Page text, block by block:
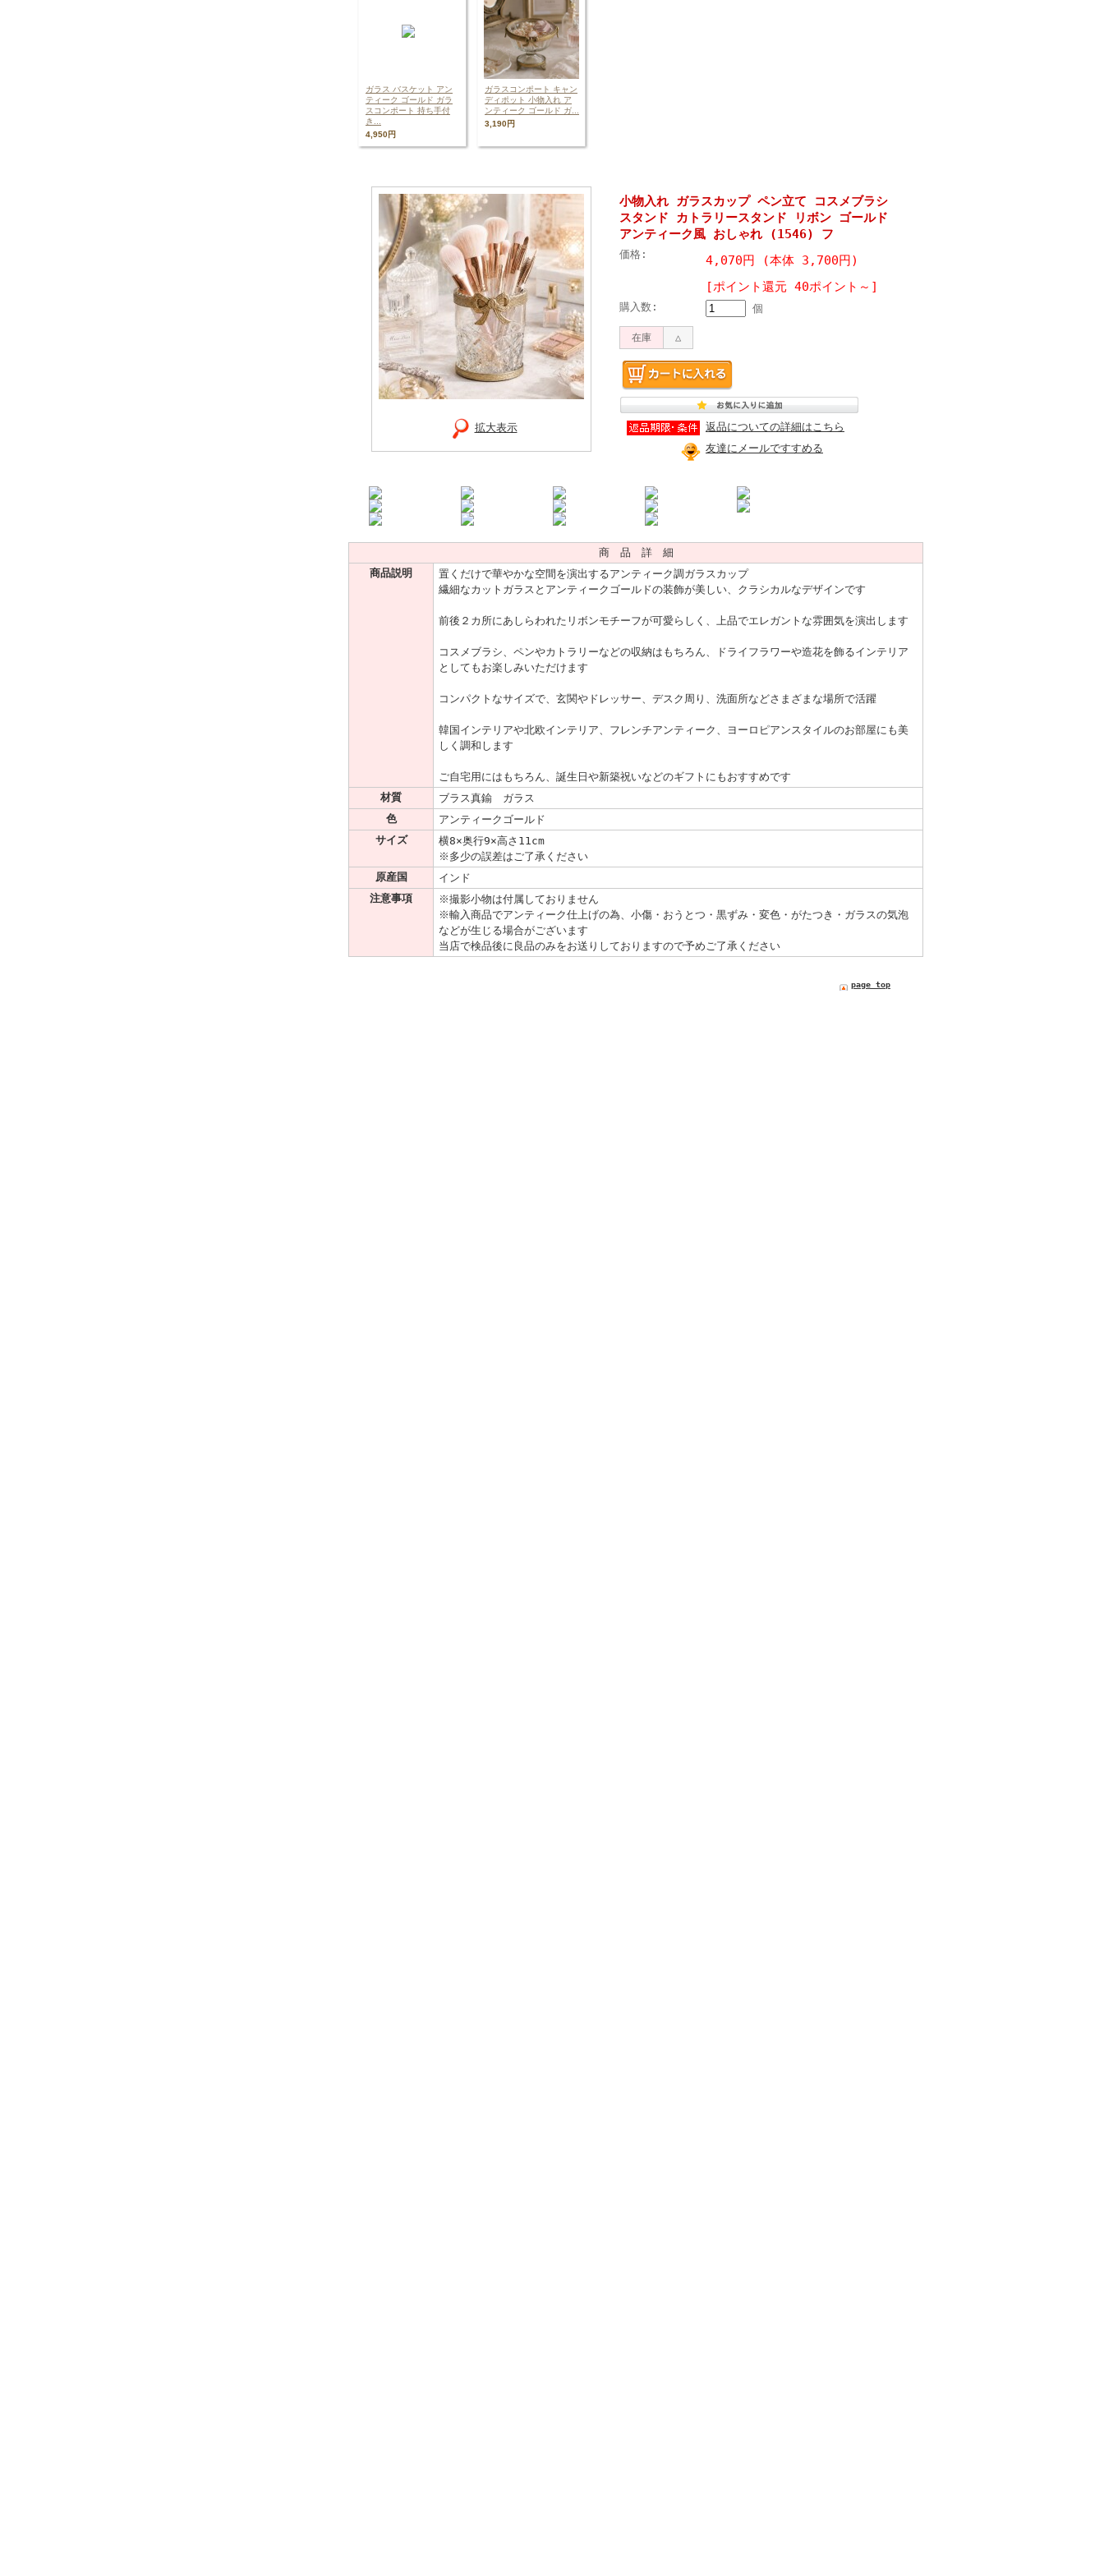
ガラス バスケット アン
ティーク ゴールド ガラ
スコンポート 持ち手付
き...
4,950円
ガラスコンポート キャン
ディポット 小物入れ ア
ンティーク ゴールド ガ...
3,190円
拡大表示
小物入れ ガラスカップ ペン立て コスメブラシ
スタンド カトラリースタンド リボン ゴールド
アンティーク風 おしゃれ (1546) フ
価格:
4,070円 (本体 3,700円)
[ポイント還元 40ポイント～]
購入数: 個
在庫 △
返品についての詳細はこちら
友達にメールですすめる
商 品 詳 細
商品説明
置くだけで華やかな空間を演出するアンティーク調ガラスカップ
繊細なカットガラスとアンティークゴールドの装飾が美しい、クラシカルなデザインです
前後２カ所にあしらわれたリボンモチーフが可愛らしく、上品でエレガントな雰囲気を演出します
コスメブラシ、ペンやカトラリーなどの収納はもちろん、ドライフラワーや造花を飾るインテリア
としてもお楽しみいただけます
コンパクトなサイズで、玄関やドレッサー、デスク周り、洗面所などさまざまな場所で活躍
韓国インテリアや北欧インテリア、フレンチアンティーク、ヨーロピアンスタイルのお部屋にも美
しく調和します
ご自宅用にはもちろん、誕生日や新築祝いなどのギフトにもおすすめです
材質
ブラス真鍮 ガラス
色
アンティークゴールド
サイズ
横8×奥行9×高さ11cm
※多少の誤差はご了承ください
原産国
インド
注意事項
※撮影小物は付属しておりません
※輸入商品でアンティーク仕上げの為、小傷・おうとつ・黒ずみ・変色・がたつき・ガラスの気泡
などが生じる場合がございます
当店で検品後に良品のみをお送りしておりますので予めご了承ください
page top